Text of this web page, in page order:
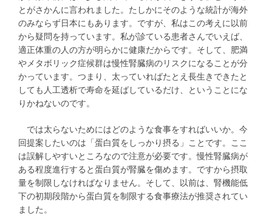
とがさかんに言われました。たしかにそのような統計が海外
のみならず日本にもあります。ですが、私はこの考えに以前
から疑問を持っています。私が診ている患者さんでいえば、
適正体重の人の方が明らかに健康だからです。そして、肥満
やメタボリック症候群は慢性腎臓病のリスクになることが分
かっています。つまり、太っていればたとえ長生きできたと
しても人工透析で寿命を延ばしているだけ、ということにな
りかねないのです。
では太らないためにはどのような食事をすればいいか。今
回提案したいのは「蛋白質をしっかり摂る」ことです。ここ
は誤解しやすいところなので注意が必要です。慢性腎臓病が
ある程度進行すると蛋白質が腎臓を傷めます。ですから摂取
量を制限しなければなりません。そして、以前は、腎機能低
下の初期段階から蛋白質を制限する食事療法が推奨されてい
ました。